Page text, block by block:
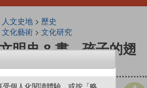
人文史地> 歷史
文化藝術> 文化研究
明史 8 書．孩子的翅
受個人化閱讀體驗，或按「略